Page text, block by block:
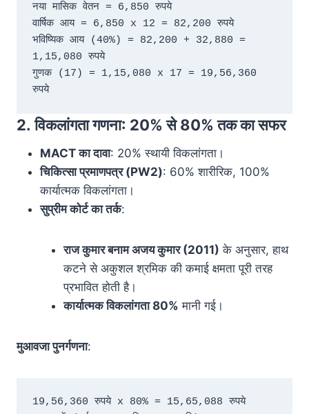
नया मासिक वेतन = 6,850 रुपये
वार्षिक आय = 6,850 x 12 = 82,200 रुपये
भविष्यिक आय (40%) = 82,200 + 32,880 =
1,15,080 रुपये
गुणक (17) = 1,15,080 x 17 = 19,56,360
रुपये
2.विकलांगता गणना: 20% से 80% तक का सफर
MACT का दावा: 20% स्थायी विकलांगता।
चिकित्सा प्रमाणपत्र (PW2): 60% शारीरिक, 100%
कार्यात्मक विकलांगता।
सुप्रीम कोर्ट का तर्क:
राज कुमार बनाम अजय कुमार (2011) के अनुसार, हाथ
कटने से अकुशल श्रमिक की कमाई क्षमता पूरी तरह
प्रभावित होती है।
कार्यात्मक विकलांगता 80% मानी गई।
मुआवजा पुनर्गणना:
19,56,360 रुपये x 80% = 15,65,088 रुपये